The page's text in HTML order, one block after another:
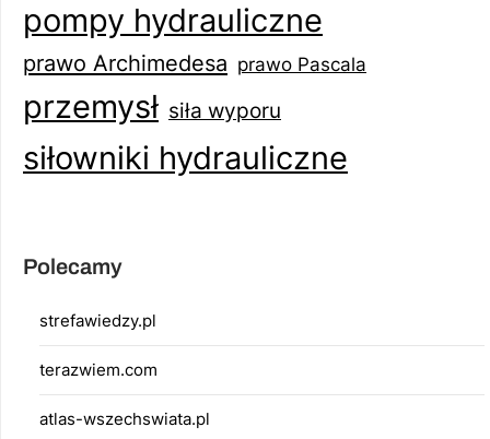
pompy hydrauliczne
prawo Archimedesa prawo Pascala
przemysł siła wyporu
siłowniki hydrauliczne
Polecamy
strefawiedzy.pl
terazwiem.com
atlas-wszechswiata.pl